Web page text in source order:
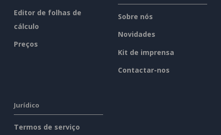
Editor de folhas de
cálculo
Preços
Sobre nós
Novidades
Kit de imprensa
Contactar-nos
Jurídico
Termos de serviço